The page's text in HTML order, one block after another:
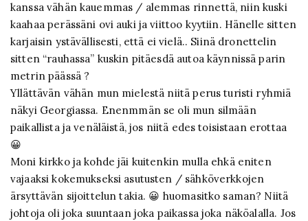
kanssa vähän kauemmas / alemmas rinnettä, niin kuski
kaahaa perässäni ovi auki ja viittoo kyytiin. Hänelle sitten
karjaisin ystävällisesti, että ei vielä.. Siinä dronettelin
sitten “rauhassa” kuskin pitäesdä autoa käynnissä parin
metrin päässä ?
Yllättävän vähän mun mielestä niitä perus turisti ryhmiä
näkyi Georgiassa. Enenmmän se oli mun silmään
paikallista ja venäläistä, jos niitä edes toisistaan erottaa
😀
Moni kirkko ja kohde jäi kuitenkin mulla ehkä eniten
vajaaksi kokemukseksi asutusten / sähköverkkojen
ärsyttävän sijoittelun takia. 😀 huomasitko saman? Niitä
johtoja oli joka suuntaan joka paikassa joka näköalalla. Jos